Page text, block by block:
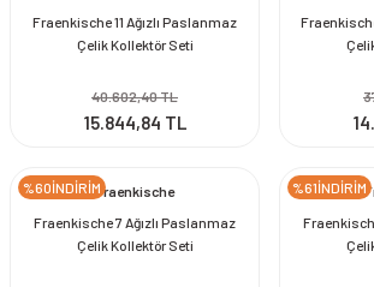
Fraenkische 11 Ağızlı Paslanmaz
Çelik Kollektör Seti
40.602,40 TL
15.844,84 TL
%60İNDİRİMFraenkische
Fraenkische 7 Ağızlı Paslanmaz
Çelik Kollektör Seti
%61İNDİRİM